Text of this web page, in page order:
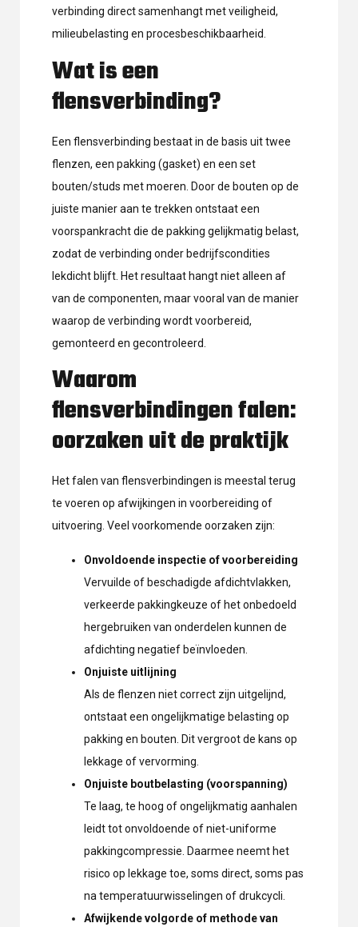
verbinding direct samenhangt met veiligheid,
milieubelasting en procesbeschikbaarheid.
Wat is een
flensverbinding?
Een flensverbinding bestaat in de basis uit twee
flenzen, een pakking (gasket) en een set
bouten/studs met moeren. Door de bouten op de
juiste manier aan te trekken ontstaat een
voorspankracht die de pakking gelijkmatig belast,
zodat de verbinding onder bedrijfscondities
lekdicht blijft. Het resultaat hangt niet alleen af
van de componenten, maar vooral van de manier
waarop de verbinding wordt voorbereid,
gemonteerd en gecontroleerd.
Waarom
flensverbindingen falen:
oorzaken uit de praktijk
Het falen van flensverbindingen is meestal terug
te voeren op afwijkingen in voorbereiding of
uitvoering. Veel voorkomende oorzaken zijn:
Onvoldoende inspectie of voorbereiding
Vervuilde of beschadigde afdichtvlakken,
verkeerde pakkingkeuze of het onbedoeld
hergebruiken van onderdelen kunnen de
afdichting negatief beïnvloeden.
Onjuiste uitlijning
Als de flenzen niet correct zijn uitgelijnd,
ontstaat een ongelijkmatige belasting op
pakking en bouten. Dit vergroot de kans op
lekkage of vervorming.
Onjuiste boutbelasting (voorspanning)
Te laag, te hoog of ongelijkmatig aanhalen
leidt tot onvoldoende of niet-uniforme
pakkingcompressie. Daarmee neemt het
risico op lekkage toe, soms direct, soms pas
na temperatuurwisselingen of drukcycli.
Afwijkende volgorde of methode van